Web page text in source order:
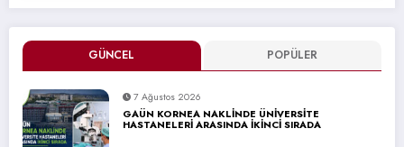
GÜNCEL POPÜLER
7 Ağustos 2026
GAÜN KORNEA NAKLİNDE ÜNİVERSİTE
HASTANELERİ ARASINDA İKİNCİ SIRADA